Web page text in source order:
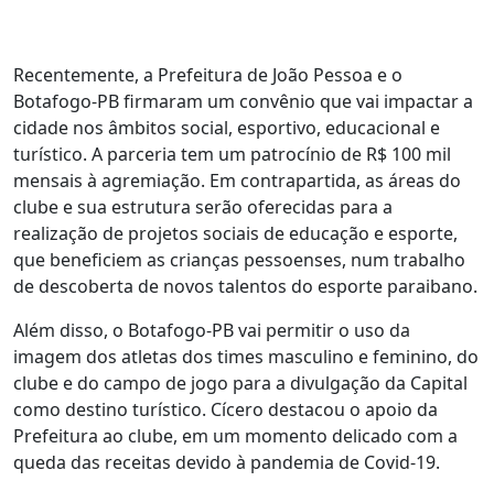
Recentemente, a Prefeitura de João Pessoa e o
Botafogo-PB firmaram um convênio que vai impactar a
cidade nos âmbitos social, esportivo, educacional e
turístico. A parceria tem um patrocínio de R$ 100 mil
mensais à agremiação. Em contrapartida, as áreas do
clube e sua estrutura serão oferecidas para a
realização de projetos sociais de educação e esporte,
que beneficiem as crianças pessoenses, num trabalho
de descoberta de novos talentos do esporte paraibano.
Além disso, o Botafogo-PB vai permitir o uso da
imagem dos atletas dos times masculino e feminino, do
clube e do campo de jogo para a divulgação da Capital
como destino turístico. Cícero destacou o apoio da
Prefeitura ao clube, em um momento delicado com a
queda das receitas devido à pandemia de Covid-19.